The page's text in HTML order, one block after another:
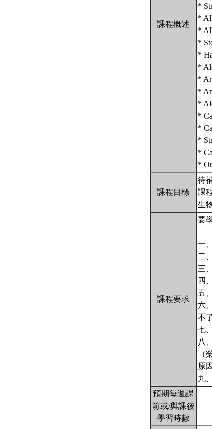
課程概述
*
*
*
*
*
*
*
*
*
*
*
*
*
*
課程目標
待
課
生
課程要求
要
一
二
三
四
五
六
不
七
八
（
原
九
預期每週課
前或/與課後
學習時數